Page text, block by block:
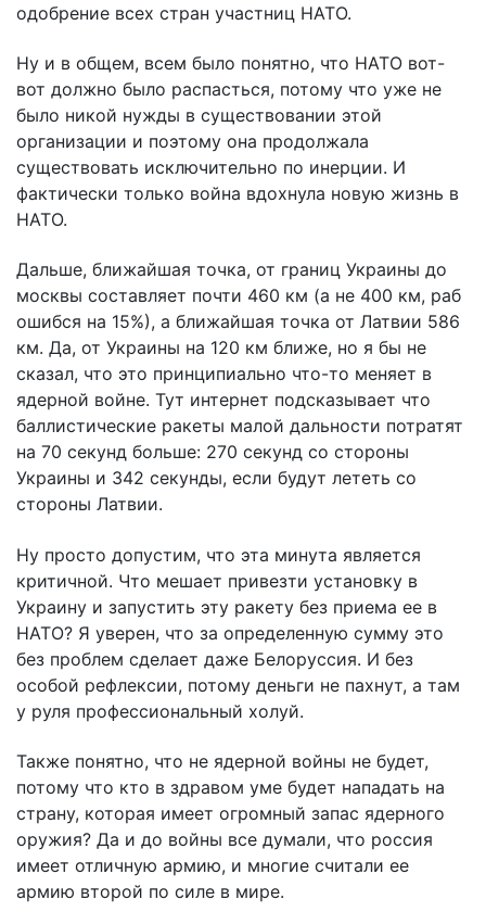
одобрение всех стран участниц НАТО.
Ну и в общем, всем было понятно, что НАТО вот-
вот должно было распасться, потому что уже не
было никой нужды в существовании этой
организации и поэтому она продолжала
существовать исключительно по инерции. И
фактически только война вдохнула новую жизнь в
НАТО.
Дальше, ближайшая точка, от границ Украины до
москвы составляет почти 460 км (а не 400 км, раб
ошибся на 15%), а ближайшая точка от Латвии 586
км. Да, от Украины на 120 км ближе, но я бы не
сказал, что это принципиально что-то меняет в
ядерной войне. Тут интернет подсказывает что
баллистические ракеты малой дальности потратят
на 70 секунд больше: 270 секунд со стороны
Украины и 342 секунды, если будут лететь со
стороны Латвии.
Ну просто допустим, что эта минута является
критичной. Что мешает привезти установку в
Украину и запустить эту ракету без приема ее в
НАТО? Я уверен, что за определенную сумму это
без проблем сделает даже Белоруссия. И без
особой рефлексии, потому деньги не пахнут, а там
у руля профессиональный холуй.
Также понятно, что не ядерной войны не будет,
потому что кто в здравом уме будет нападать на
страну, которая имеет огромный запас ядерного
оружия? Да и до войны все думали, что россия
имеет отличную армию, и многие считали ее
армию второй по силе в мире.